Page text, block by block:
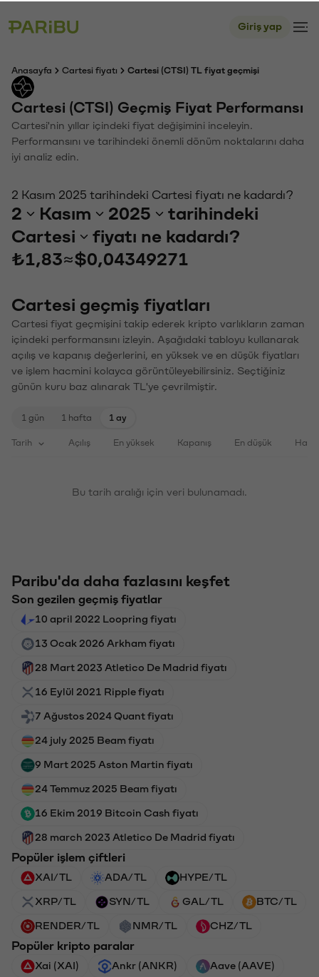
Giriş yap
Anasayfa Cartesi fiyatı Cartesi (CTSI) TL fiyat geçmişi
Cartesi (CTSI) Geçmiş Fiyat Performansı
Cartesi'nin yıllar içindeki fiyat değişimini inceleyin.
Performansını ve tarihindeki önemli dönüm noktalarını daha
iyi analiz edin.
2 Kasım 2025 tarihindeki Cartesi fiyatı ne kadardı?
2 Kasım 2025
tarihindeki
Cartesi
fiyatı ne kadardı?
₺1,83≈$0,04349271
Cartesi geçmiş fiyatları
Cartesi fiyat geçmişini takip ederek kripto varlıkların zaman
içindeki performansını izleyin. Aşağıdaki tabloyu kullanarak
açılış ve kapanış değerlerini, en yüksek ve en düşük fiyatları
ve işlem hacmini kolayca görüntüleyebilirsiniz. Seçtiğiniz
günün kuru baz alınarak TL'ye çevrilmiştir.
1 gün 1 hafta 1 ay
Tarih Açılış En yüksek Kapanış En düşük
Bu tarih aralığı için veri bulunamadı.
Paribu'da daha fazlasını keşfet
Son gezilen geçmiş fiyatlar
10 april 2022 Loopring fiyatı
13 Ocak 2026 Arkham fiyatı
28 Mart 2023 Atletico De Madrid fiyatı
16 Eylül 2021 Ripple fiyatı
7 Ağustos 2024 Quant fiyatı
24 july 2025 Beam fiyatı
9 Mart 2025 Aston Martin fiyatı
24 Temmuz 2025 Beam fiyatı
16 Ekim 2019 Bitcoin Cash fiyatı
28 march 2023 Atletico De Madrid fiyatı
Popüler işlem çiftleri
XAI/TL ADA/TL HYPE/TL
XRP/TL SYN/TL GAL/TL BTC/TL
RENDER/TL NMR/TL CHZ/TL
Popüler kripto paralar
Xai (XAI) Ankr (ANKR) Aave (AAVE)